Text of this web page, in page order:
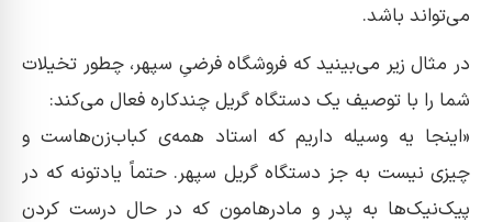
می‌تواند باشد.
در مثال زیر می‌بینید که فروشگاه فرضیِ سپهر، چطور تخیلات
شما را با توصیف یک دستگاه گریل چندکاره فعال می‌کند:
«اینجا یه وسیله داریم که استاد همه‌ی کباب‌زن‌هاست و
چیزی نیست به جز دستگاه گریل سپهر. حتماً یادتونه که در
پیک‌نیک‌ها به پدر و مادرهامون که در حال درست کردن